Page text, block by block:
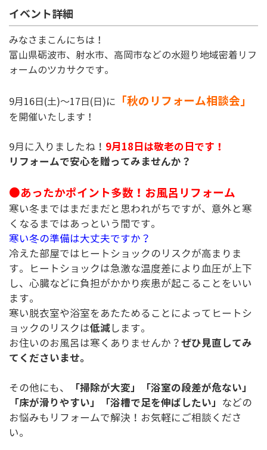
イベント詳細
みなさまこんにちは！
富山県砺波市、射水市、高岡市などの水廻り地域密着リフ
ォームのツカサクです。
9月16日(土)～17日(日)に 「秋のリフォーム相談会 」
を開催いたします！
9月に入りましたね！ 9月18日は敬老の日です！
リフォームで安心を贈ってみませんか？
●あったかポイント多数！お風呂リフォーム
寒い冬まではまだまだと思われがちですが、意外と寒
くなるまではあっという間です。
寒い冬の準備は大丈夫ですか？
冷えた部屋ではヒートショックのリスクが高まりま
す。ヒートショックは急激な温度差により血圧が上下
し、心臓などに負担がかかり疾患が起こることをいい
ます。
寒い脱衣室や浴室をあたためることによってヒートシ
ョックのリスクは低減します。
お住いのお風呂は寒くありませんか？ぜひ見直してみ
てくださいませ。
その他にも、
「掃除が大変」「浴室の段差が危ない」
「床が滑りやすい」「浴槽で足を伸ばしたい」
などの
お悩みもリフォームで解決！お気軽にご相談くださ
い。